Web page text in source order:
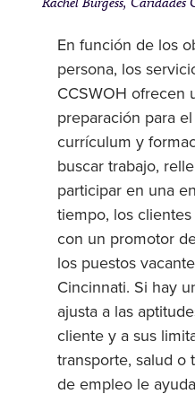
En función de los
persona, los
CCSWOH ofrecen
preparación para
currículum y
buscar trabajo,
participar en una
tiempo, los
con un promotor
los puestos
Cincinnati. Si hay
ajusta a las
cliente y a sus
transporte, salud o
de empleo le